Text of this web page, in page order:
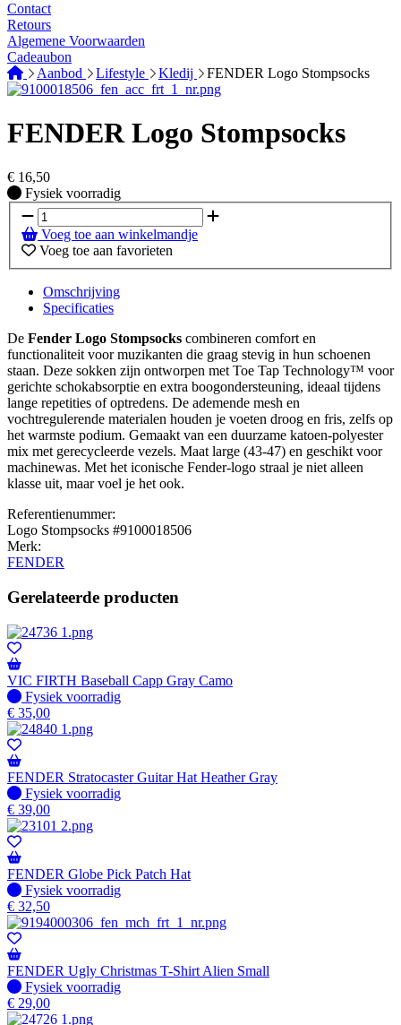
Contact
Retours
Algemene Voorwaarden
Cadeaubon
Aanbod
Lifestyle Kledij FENDER Logo Stompsocks
FENDER Logo Stompsocks
€ 16,50
Fysiek voorradig
Fysiek voorradig
Voeg toe aan winkelmandje
Voeg toe aan favorieten
Omschrijving
Specificaties
De Fender Logo Stompsocks combineren comfort en
functionaliteit voor muzikanten die graag stevig in hun schoenen
staan. Deze sokken zijn ontworpen met Toe Tap Technology™ voor
gerichte schokabsorptie en extra boogondersteuning, ideaal tijdens
lange repetities of optredens. De ademende mesh en
vochtregulerende materialen houden je voeten droog en fris, zelfs op
het warmste podium. Gemaakt van een duurzame katoen-polyester
mix met gerecycleerde vezels. Maat large (43-47) en geschikt voor
machinewas. Met het iconische Fender-logo straal je niet alleen
klasse uit, maar voel je het ook.
Referentienummer:
Logo Stompsocks #9100018506
Merk:
FENDER
Gerelateerde producten
VIC FIRTH Baseball Capp Gray Camo
Fysiek voorradig
Fysiek voorradig
€ 35,00
FENDER Stratocaster Guitar Hat Heather Gray
Fysiek voorradig
Fysiek voorradig
€ 39,00
FENDER Globe Pick Patch Hat
Fysiek voorradig
Fysiek voorradig
€ 32,50
FENDER Ugly Christmas T-Shirt Alien Small
Fysiek voorradig
Fysiek voorradig
€ 29,00